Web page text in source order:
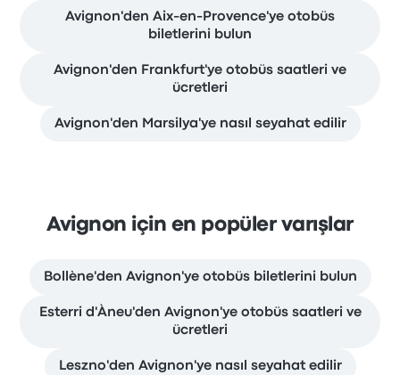
Avignon'den Aix-en-Provence'ye otobüs
biletlerini bulun
Avignon'den Frankfurt'ye otobüs saatleri ve
ücretleri
Avignon'den Marsilya'ye nasıl seyahat edilir
Avignon için en popüler varışlar
Bollène'den Avignon'ye otobüs biletlerini bulun
Esterri d'Àneu'den Avignon'ye otobüs saatleri ve
ücretleri
Leszno'den Avignon'ye nasıl seyahat edilir